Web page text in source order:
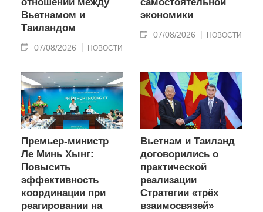
Вьетнамом и
Таиландом
07/08/2026 НОВОСТИ
экономики
07/08/2026 НОВОСТИ
Премьер-министр
Ле Минь Хынг:
Повысить
эффективность
координации при
реагировании на
Вьетнам и Таиланд
договорились о
практической
реализации
Стратегии «трёх
взаимосвязей»